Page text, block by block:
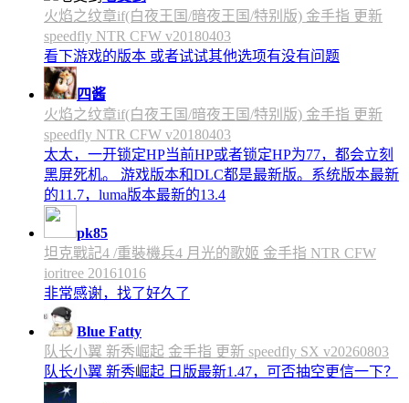
火焰之纹章if(白夜王国/暗夜王国/特别版) 金手指 更新
speedfly NTR CFW v20180403
看下游戏的版本 或者试试其他选项有没有问题
四酱
火焰之纹章if(白夜王国/暗夜王国/特别版) 金手指 更新
speedfly NTR CFW v20180403
太太，一开锁定HP当前HP或者锁定HP为77，都会立刻
黑屏死机。 游戏版本和DLC都是最新版。系统版本最新
的11.7，luma版本最新的13.4
pk85
坦克戰記4 /重裝機兵4 月光的歌姬 金手指 NTR CFW
ioritree 20161016
非常感谢，找了好久了
Blue Fatty
队长小翼 新秀崛起 金手指 更新 speedfly SX v20260803
队长小翼 新秀崛起 日版最新1.47，可否抽空更信一下？